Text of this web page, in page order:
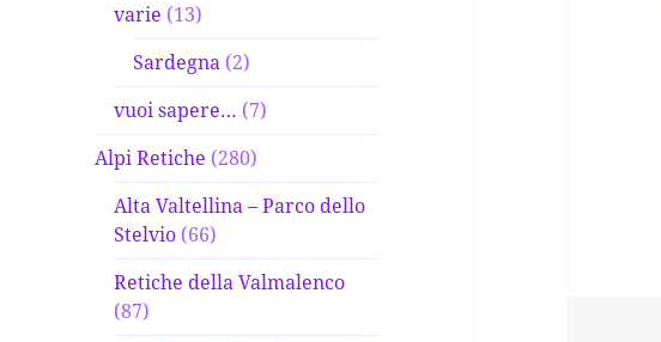
varie (13)
Sardegna (2)
vuoi sapere… (7)
Alpi Retiche (280)
Alta Valtellina – Parco dello
Stelvio (66)
Retiche della Valmalenco
(87)